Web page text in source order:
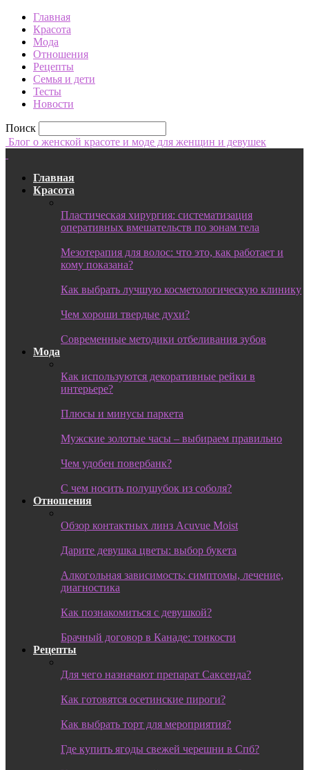
Главная
Красота
Мода
Отношения
Рецепты
Семья и дети
Тесты
Новости
Поиск
Блог о женской красоте и моде для женщин и девушек
Главная
Красота
Пластическая хирургия: систематизация
оперативных вмешательств по зонам тела
Мезотерапия для волос: что это, как работает и
кому показана?
Как выбрать лучшую косметологическую клинику
Чем хороши твердые духи?
Современные методики отбеливания зубов
Мода
Как используются декоративные рейки в
интерьере?
Плюсы и минусы паркета
Мужские золотые часы – выбираем правильно
Чем удобен повербанк?
С чем носить полушубок из соболя?
Отношения
Обзор контактных линз Acuvue Moist
Дарите девушка цветы: выбор букета
Алкогольная зависимость: симптомы, лечение,
диагностика
Как познакомиться с девушкой?
Брачный договор в Канаде: тонкости
Рецепты
Для чего назначают препарат Саксенда?
Как готовятся осетинские пироги?
Как выбрать торт для мероприятия?
Где купить ягоды свежей черешни в Спб?